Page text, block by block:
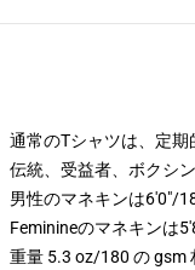
通常のTシャツは、定期
伝統、受益者、ボクシ
男性のマネキンは6'0"/
Feminineのマネキンは
重量 5.3 oz/180 の gsm